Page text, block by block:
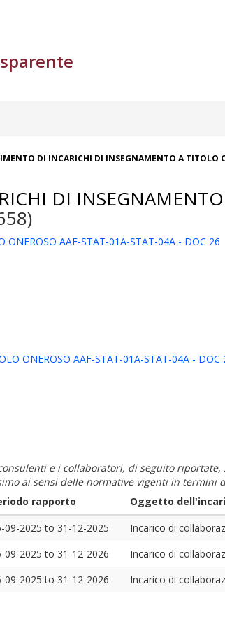
DI INCARICHI DI INSEGNAMENTO A
DI
AAF-STAT-01A-STAT-04A - DOC 26
ONEROSO AAF-STAT-01A-STAT-04A - DOC
e i collaboratori, di seguito
ai sensi delle normative vigenti in termini
rapporto Oggetto
09-2025 to 31-12-2025 Incarico di
09-2025 to 31-12-2026 Incarico di
09-2025 to 31-12-2026 Incarico di